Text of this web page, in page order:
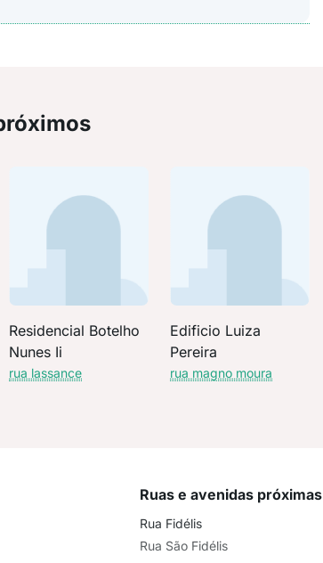
Residencial Botelho
Nunes Ii
rua lassance
Edificio Luiza
Pereira
rua magno moura
Ruas e avenidas próximas
Rua Fidélis
Rua São Fidélis